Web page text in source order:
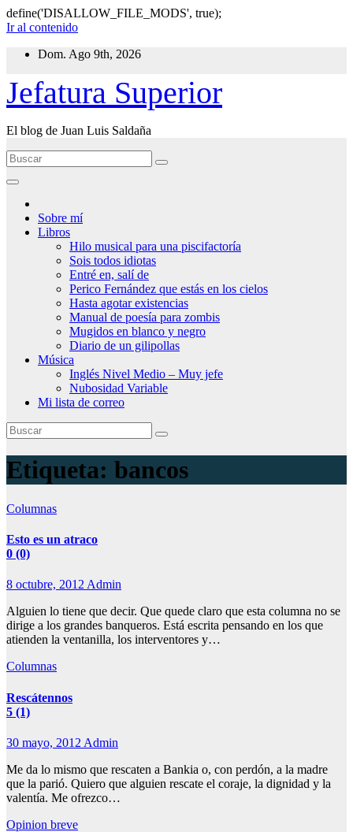
define('DISALLOW_FILE_MODS', true);
Ir al contenido
Dom. Ago 9th, 2026
Jefatura Superior
El blog de Juan Luis Saldaña
Sobre mí
Libros
Hilo musical para una piscifactoría
Sois todos idiotas
Entré en, salí de
Perico Fernández que estás en los cielos
Hasta agotar existencias
Manual de poesía para zombis
Mugidos en blanco y negro
Diario de un gilipollas
Música
Inglés Nivel Medio – Muy jefe
Nubosidad Variable
Mi lista de correo
Etiqueta: bancos
Columnas
Esto es un atraco
0 (0)
8 octubre, 2012Admin
Alguien lo tiene que decir. Que quede claro que esta columna no se
dirige a los grandes banqueros. Está escrita pensando en los que
atienden la ventanilla, los interventores y…
Columnas
Rescátennos
5 (1)
30 mayo, 2012 Admin
Me da lo mismo que rescaten a Bankia o, con perdón, a la madre
que la parió. Quiero que alguien rescate el coraje, la dignidad y la
valentía. Me ofrezco…
Opinion breve